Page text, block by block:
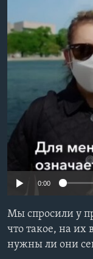
Learning English
СОЦИАЛЬНЫЕ СЕТИ
Языки
No
0:00
Мы спросили у
что такое, на их
нужны ли они